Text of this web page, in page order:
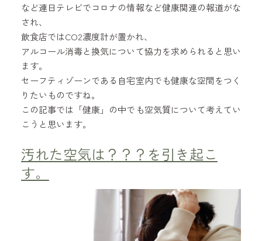
など連日テレビでコロナの情報など健康関連の報道がな
され、
飲食店ではCO2濃度計が置かれ、
アルコール消毒と換気について協力を求められると思い
ます。
セーフティゾーンである自宅室内でも健康な空間をつく
りたいものですね。
この記事では「健康」の中でも空気質について考えてい
こうと思います。
汚れた空気は？？？を引き起こ
す。